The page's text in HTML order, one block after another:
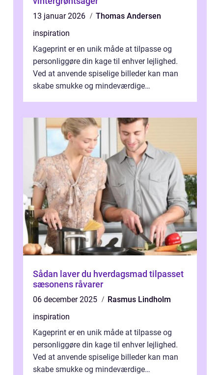
13 januar 2026
Thomas Andersen
inspiration
Kageprint er en unik måde at tilpasse og
personliggøre din kage til enhver lejlighed.
Ved at anvende spiselige billeder kan man
skabe smukke og mindeværdige
Sådan laver du hverdagsmad tilpasset
sæsonens råvarer
06 december 2025
Rasmus Lindholm
inspiration
Kageprint er en unik måde at tilpasse og
personliggøre din kage til enhver lejlighed.
Ved at anvende spiselige billeder kan man
skabe smukke og mindeværdige